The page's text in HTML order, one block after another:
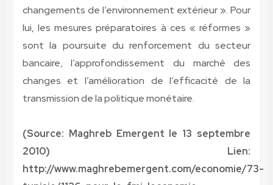
changements de l’environnement extérieur ». Pour
lui, les mesures préparatoires à ces « réformes »
sont la poursuite du renforcement du secteur
bancaire, l’approfondissement du marché des
changes et l’amélioration de l’efficacité de la
transmission de la politique monétaire.
(Source: Maghreb Emergent le 13 septembre
2010) Lien:
http://www.maghrebemergent.com/economie/73-